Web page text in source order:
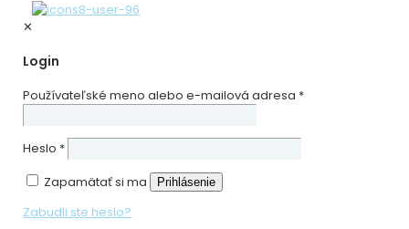
✕
Login
Používateľské meno alebo e-mailová adresa *
Heslo *
Zapamätať si ma
Prihlásenie
Zabudli ste heslo?